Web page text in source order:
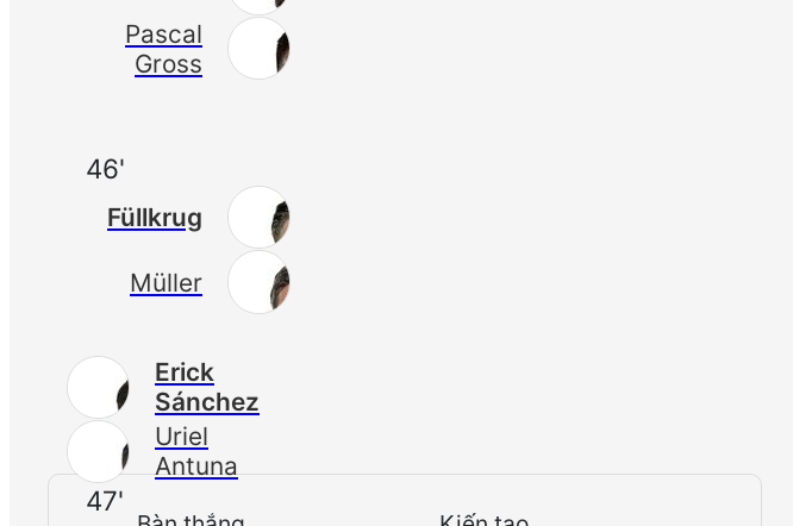
Pascal
Gross
46'
Füllkrug
Müller
Erick
Sánchez
Uriel
Antuna
47'